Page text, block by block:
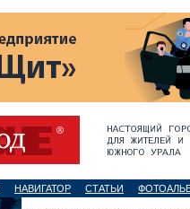
НАВИГАТОР СТАТЬИ